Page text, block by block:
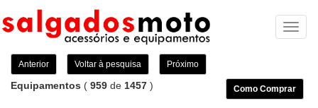
Anterior Voltar à pesquisa Próximo
Equipamentos ( 959 de 1457 ) Como Comprar